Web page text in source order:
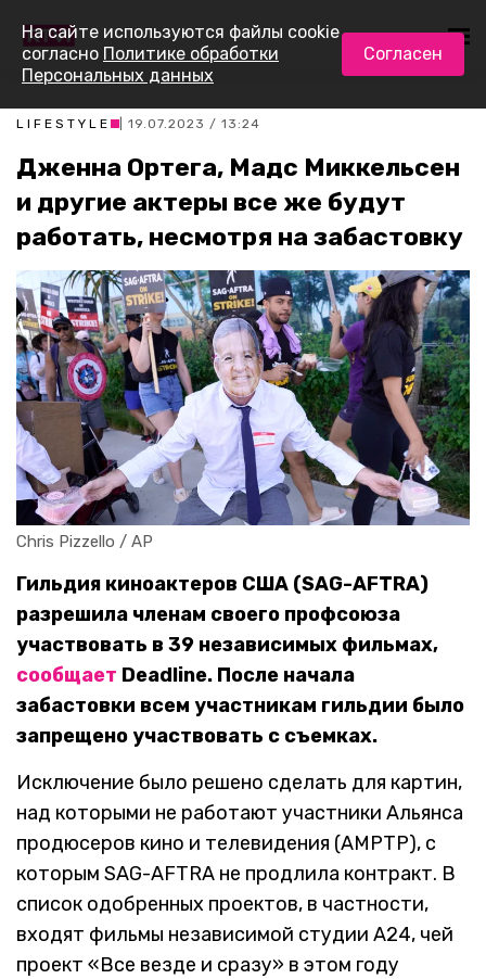
LIFESTYLE | 19.07.2023 / 13:24
Дженна Ортега, Мадс Миккельсен
и другие актеры все же будут
работать, несмотря на забастовку
Chris Pizzello / AP
Гильдия киноактеров США (SAG-AFTRA)
разрешила членам своего профсоюза
участвовать в 39 независимых фильмах,
сообщает Deadline. После начала
забастовки всем участникам гильдии было
запрещено участвовать с съемках.
Исключение было решено сделать для картин,
над которыми не работают участники Альянса
продюсеров кино и телевидения (AMPTP), с
которым SAG-AFTRA не продлила контракт. В
список одобренных проектов, в частности,
входят фильмы независимой студии А24, чей
проект «Все везде и сразу» в этом году
На сайте используются файлы cookie
согласно Политике обработки
Персональных данных
Согласен